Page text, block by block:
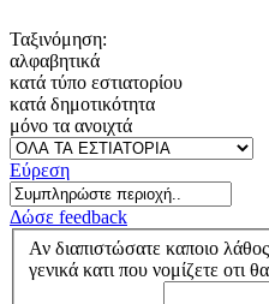
Ταξινόμηση:
αλφαβητικά
κατά τύπο εστιατορίου
κατά δημοτικότητα
μόνο τα ανοιχτά
Εύρεση
Δώσε feedback
Αν διαπιστώσατε καποιο
γενικά κατι που νομίζετε οτι